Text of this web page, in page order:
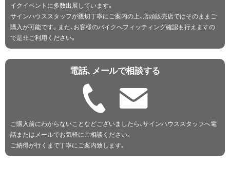
イクイベントに多数出展しています。
サインハウススタッフが親切丁寧にご案内の上、店頭販売店ではそのままご
購入が可能です。また、お客様のバイクへフィッティング確認も行えますの
で是非ご利用ください。
電話、メールで相談する
ご購入前にわからないことなどございましたら、サインハウススタッフへ電
話またはメールでお気軽にご相談ください。
ご納得が行くまで丁寧にご案内致します。